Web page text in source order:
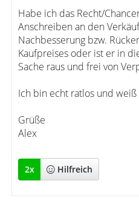
Habe ich das Recht/
Anschreiben an den
Nachbesserung bzw.
Kaufpreises oder ist er in
Sache raus und frei von
Ich bin echt ratlos und
Grüße
Alex
2x Hilfreich